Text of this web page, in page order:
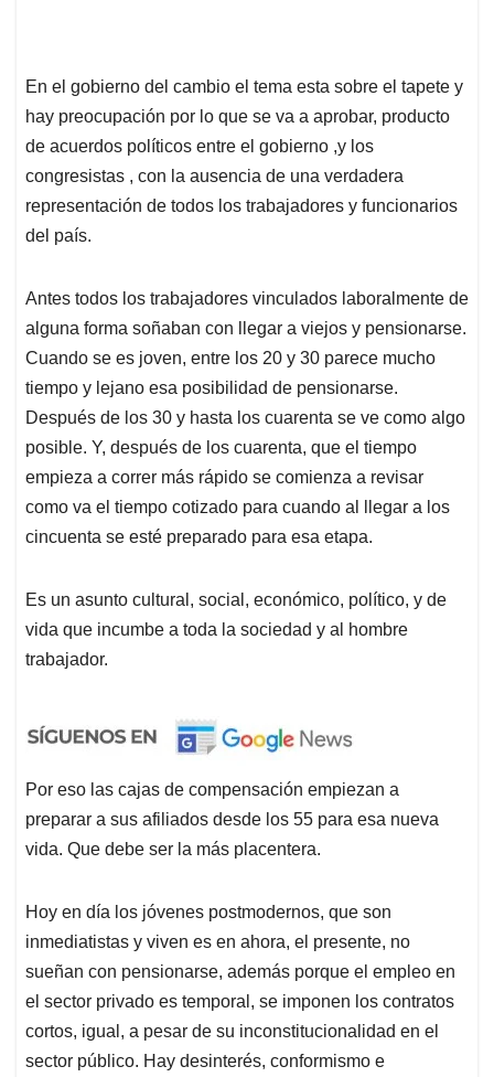
En el gobierno del cambio el tema esta sobre el tapete y
hay preocupación por lo que se va a aprobar, producto
de acuerdos políticos entre el gobierno ,y los
congresistas , con la ausencia de una verdadera
representación de todos los trabajadores y funcionarios
del país.
Antes todos los trabajadores vinculados laboralmente de
alguna forma soñaban con llegar a viejos y pensionarse.
Cuando se es joven, entre los 20 y 30 parece mucho
tiempo y lejano esa posibilidad de pensionarse.
Después de los 30 y hasta los cuarenta se ve como algo
posible. Y, después de los cuarenta, que el tiempo
empieza a correr más rápido se comienza a revisar
como va el tiempo cotizado para cuando al llegar a los
cincuenta se esté preparado para esa etapa.
Es un asunto cultural, social, económico, político, y de
vida que incumbe a toda la sociedad y al hombre
trabajador.
Por eso las cajas de compensación empiezan a
preparar a sus afiliados desde los 55 para esa nueva
vida. Que debe ser la más placentera.
Hoy en día los jóvenes postmodernos, que son
inmediatistas y viven es en ahora, el presente, no
sueñan con pensionarse, además porque el empleo en
el sector privado es temporal, se imponen los contratos
cortos, igual, a pesar de su inconstitucionalidad en el
sector público. Hay desinterés, conformismo e